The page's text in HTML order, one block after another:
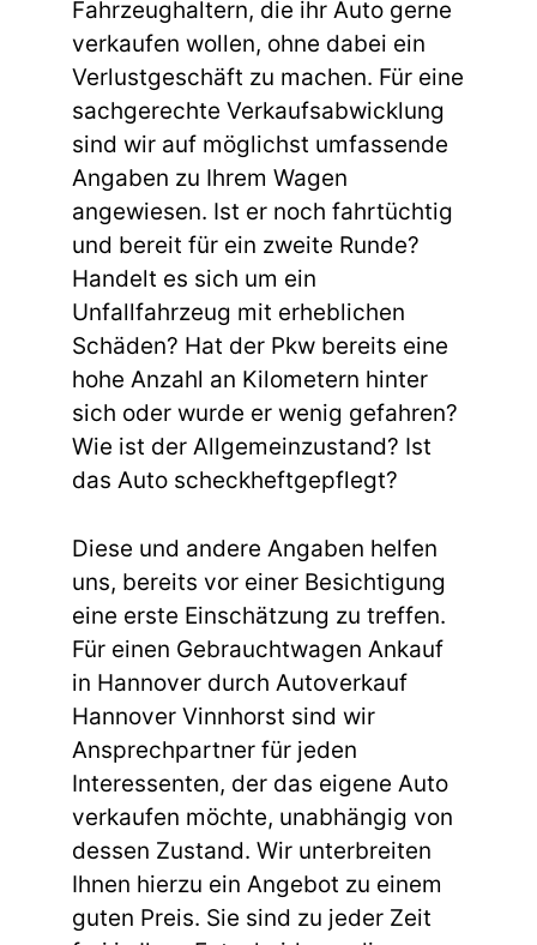
Fahrzeughaltern, die ihr Auto gerne
verkaufen wollen, ohne dabei ein
Verlustgeschäft zu machen. Für eine
sachgerechte Verkaufsabwicklung
sind wir auf möglichst umfassende
Angaben zu Ihrem Wagen
angewiesen. Ist er noch fahrtüchtig
und bereit für ein zweite Runde?
Handelt es sich um ein
Unfallfahrzeug mit erheblichen
Schäden? Hat der Pkw bereits eine
hohe Anzahl an Kilometern hinter
sich oder wurde er wenig gefahren?
Wie ist der Allgemeinzustand? Ist
das Auto scheckheftgepflegt?
Diese und andere Angaben helfen
uns, bereits vor einer Besichtigung
eine erste Einschätzung zu treffen.
Für einen Gebrauchtwagen Ankauf
in Hannover durch Autoverkauf
Hannover Vinnhorst sind wir
Ansprechpartner für jeden
Interessenten, der das eigene Auto
verkaufen möchte, unabhängig von
dessen Zustand. Wir unterbreiten
Ihnen hierzu ein Angebot zu einem
guten Preis. Sie sind zu jeder Zeit